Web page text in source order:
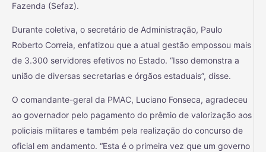
Fazenda (Sefaz).
Durante coletiva, o secretário de Administração, Paulo
Roberto Correia, enfatizou que a atual gestão empossou mais
de 3.300 servidores efetivos no Estado. “Isso demonstra a
união de diversas secretarias e órgãos estaduais”, disse.
O comandante-geral da PMAC, Luciano Fonseca, agradeceu
ao governador pelo pagamento do prêmio de valorização aos
policiais militares e também pela realização do concurso de
oficial em andamento. “Esta é o primeira vez que um governo